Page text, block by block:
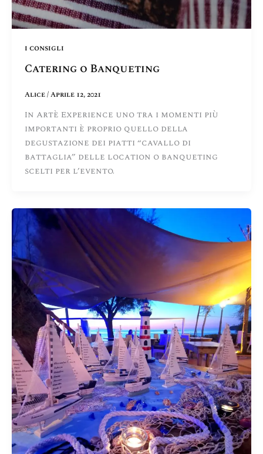
i consigli
Catering o Banqueting
Alice/Aprile 12, 2021
In Artè Experience uno tra i momenti più
importanti è proprio quello della
degustazione dei piatti “cavallo di
battaglia” delle location o banqueting
scelti per l’evento.